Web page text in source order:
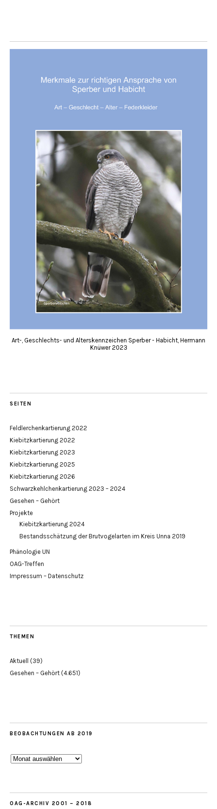
Art-, Geschlechts- und Alterskennzeichen Sperber - Habicht, Hermann
Knüwer 2023
SEITEN
Feldlerchenkartierung 2022
Kiebitzkartierung 2022
Kiebitzkartierung 2023
Kiebitzkartierung 2025
Kiebitzkartierung 2026
Schwarzkehlchenkartierung 2023 – 2024
Gesehen – Gehört
Projekte
Kiebitzkartierung 2024
Bestandsschätzung der Brutvogelarten im Kreis Unna 2019
Phänologie UN
OAG-Treffen
Impressum – Datenschutz
THEMEN
Aktuell
(39)
Gesehen – Gehört (4.651)
BEOBACHTUNGEN AB 2019
Beobachtungen
OAG-ARCHIV 2001 – 2018